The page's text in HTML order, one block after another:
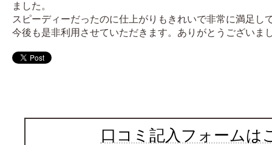
ました。
スピーディーだったのに仕上がりもきれいで非常に満足し
今後も是非利用させていただきます。ありがとうございま
口コミ記入フォームは